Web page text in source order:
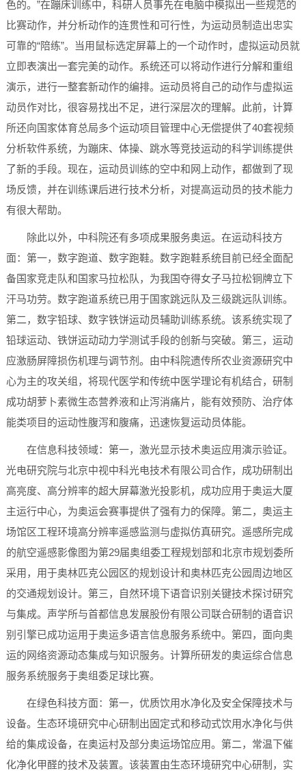
色的。”在蹦床训练中，科研人员事先在电脑中模拟出一些规范的
比赛动作，并分析动作的连贯性和可行性，为运动员制造出忠实
可靠的“陪练”。当用鼠标选定屏幕上的一个动作时，虚拟运动员就
立即表演出一套完美的动作。系统还可以将动作进行分解和重组
演示，进行一整套新动作的编排。运动员将自己的动作与虚拟运
动员作对比，很容易找出不足，进行深层次的理解。此前，计算
所还向国家体育总局多个运动项目管理中心无偿提供了40套视频
分析软件系统，为蹦床、体操、跳水等竞技运动的科学训练提供
了新的手段。现在，运动员训练的空中和网上动作，都做到了现
场反馈，并在训练课后进行技术分析，对提高运动员的技术能力
有很大帮助。
除此以外，中科院还有多项成果服务奥运。在运动科技方
面：第一，数字跑道、数字跑鞋。数字跑鞋系统目前已经全面配
备国家竞走队和国家马拉松队，为我国夺得女子马拉松铜牌立下
汗马功劳。数字跑道系统已用于国家跳远队及三级跳远队训练。
第二，数字铅球、数字铁饼运动员辅助训练系统。该系统实现了
铅球运动、铁饼运动动力学测试手段的创新与突破。第三，运动
应激肠屏障损伤机理与调节剂。由中科院遗传所农业资源研究中
心为主的攻关组，将现代医学和传统中医学理论有机结合，研制
成功胡萝卜素微生态营养液和止泻消痛片，能有效预防、治疗体
能类项目的运动性腹泻和腹痛，迅速恢复运动员体能。
在信息科技领域：第一，激光显示技术奥运应用演示验证。
光电研究院与北京中视中科光电技术有限公司合作，成功研制出
高亮度、高分辨率的超大屏幕激光投影机，成功应用于奥运大厦
主运行中心，为奥运会赛事提供了强有力的保障。第二，奥运主
场馆区工程环境高分辨率遥感监测与虚拟仿真研究。遥感所完成
的航空遥感影像图为第29届奥组委工程规划部和北京市规划委所
采用，用于奥林匹克公园区的规划设计和奥林匹克公园周边地区
的交通规划设计。第三，自然环境下语音识别关键技术探讨研究
与集成。声学所与首都信息发展股份有限公司联合研制的语音识
别引擎已成功运用于奥运多语言信息服务系统中。第四，面向奥
运的网络资源动态集成与知识服务。计算所研发的奥运综合信息
服务系统服务于奥组委足球比赛。
在绿色科技方面：第一，优质饮用水净化及安全保障技术与
设备。生态环境研究中心研制出固定式和移动式饮用水净化与供
给的集成设备，在奥运村及部分奥运场馆应用。第二，常温下催
化净化甲醛的技术及装置。该装置由生态环境研究中心研制，实